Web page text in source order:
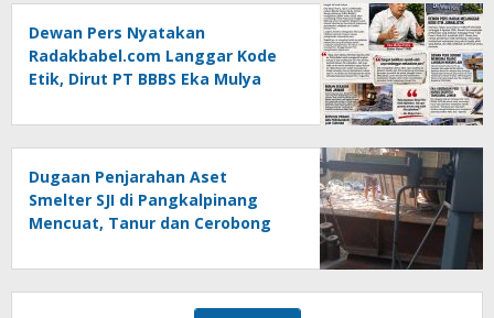
Dewan Pers Nyatakan
Radakbabel.com Langgar Kode
Etik, Dirut PT BBBS Eka Mulya
Dugaan Penjarahan Aset
Smelter SJI di Pangkalpinang
Mencuat, Tanur dan Cerobong
Kiloan, Legalitas Dipertanyakan